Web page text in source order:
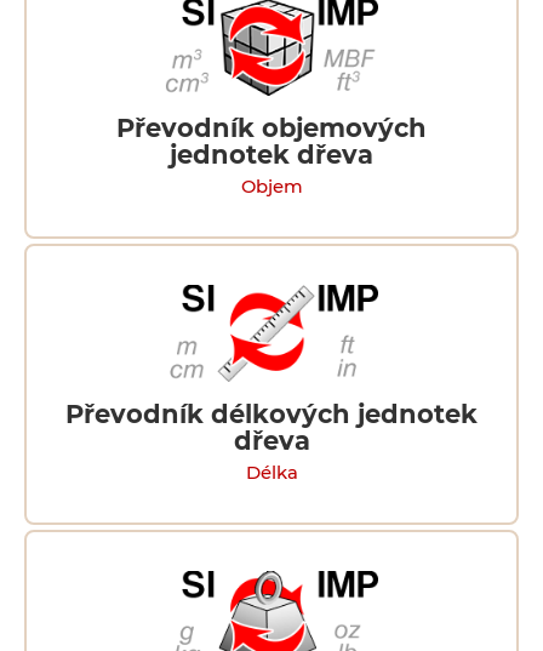
Převodník objemových
jednotek dřeva
Objem
Převodník délkových jednotek
dřeva
Délka